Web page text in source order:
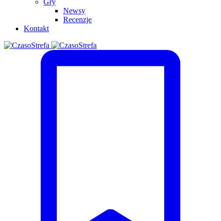
Gry
Newsy
Recenzje
Kontakt